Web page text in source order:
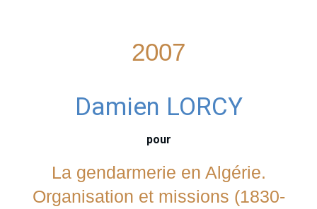
2007
Damien LORCY
pour
La gendarmerie en Algérie.
Organisation et missions (1830-